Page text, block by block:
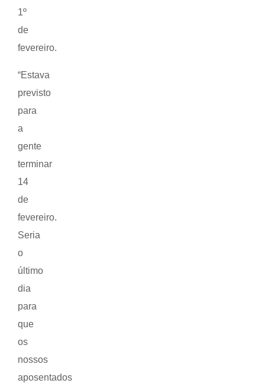
1º
de
fevereiro.
“Estava
previsto
para
a
gente
terminar
14
de
fevereiro.
Seria
o
último
dia
para
que
os
nossos
aposentados